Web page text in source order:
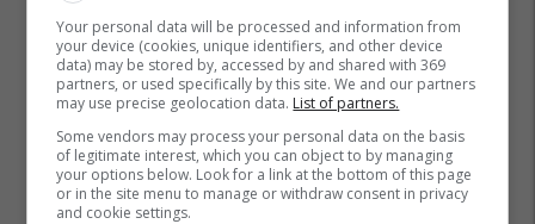
Your personal data will be processed and information from
your device (cookies, unique identifiers, and other device
data) may be stored by, accessed by and shared with 369
partners, or used specifically by this site. We and our partners
may use precise geolocation data. List of partners.
Some vendors may process your personal data on the basis
of legitimate interest, which you can object to by managing
your options below. Look for a link at the bottom of this page
or in the site menu to manage or withdraw consent in privacy
and cookie settings.